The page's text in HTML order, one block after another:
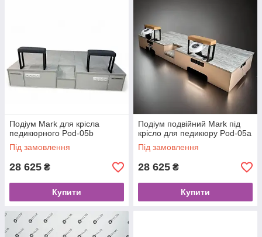
Подіум Mark для крісла
педикюрного Pod-05b
Під замовлення
28 625 ₴
Купити
Подіум подвійний Mark під
крісло для педикюру Pod-05а
Під замовлення
28 625 ₴
Купити